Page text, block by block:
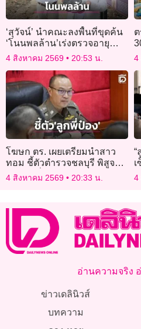
‘สุวัจน์’ นำคณะลงพื้นที่ขุดค้น
‘โนนพลล้าน’เร่งตรวจอายุ
สร้างไทม์ไลน์ประวัติศาสตร์
4 สิงหาคม 2569 20:53 น. 4
โฆษก ตร. เผยเตรียมนำสาว
ทอม ชี้ตัวตำรวจชลบุรี พิสูจน์
ปม “ลูกพี่ป๋อง”
4 สิงหาคม 2569 20:33 น. 4
อ่านความจริง
ข่าวเดลินิวส์
บทความ